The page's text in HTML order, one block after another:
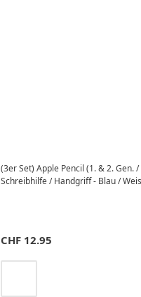
(3er Set) Apple Pencil (1. & 2. Gen.
Schreibhilfe / Handgriff - Blau /
CHF 12.95